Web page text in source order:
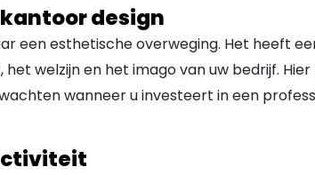
design
een esthetische overweging. Het heeft
welzijn en het imago van uw bedrijf. Hier
wanneer u investeert in een